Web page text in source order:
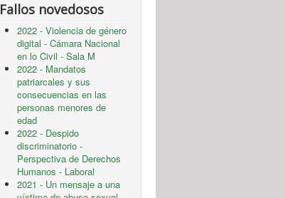
Fallos novedosos
2022 - Violencia de género
digital - Cámara Nacional
en lo Civil - Sala M
2022 - Mandatos
patriarcales y sus
consecuencias en las
personas menores de
edad
2022 - Despido
discriminatorio -
Perspectiva de Derechos
Humanos - Laboral
2021 - Un mensaje a una